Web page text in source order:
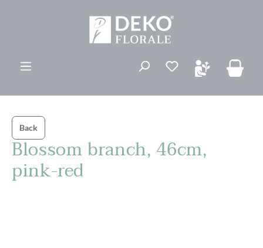
Du har 0
Back
Blossom branch, 46cm,
pink-red